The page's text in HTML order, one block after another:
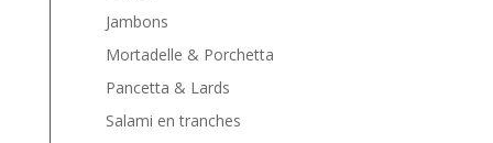
Jambons
Mortadelle & Porchetta
Pancetta & Lards
Salami en tranches